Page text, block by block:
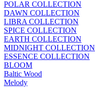
POLAR COLLECTION
DAWN COLLECTION
LIBRA COLLECTION
SPICE COLLECTION
EARTH COLLECTION
MIDNIGHT COLLECTION
ESSENCE COLLECTION
BLOOM
Baltic Wood
Melody